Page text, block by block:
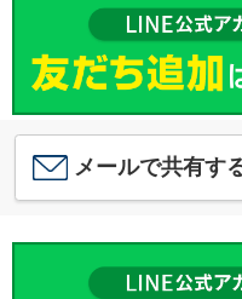
メールで共有す